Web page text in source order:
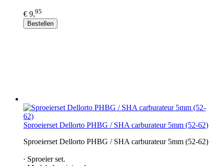
€ 9,95
Bestellen
Sproeierset Dellorto PHBG / SHA carburateur 5mm (52-62)
Sproeierset Dellorto PHBG / SHA carburateur 5mm (52-62)
∙ Sproeier set.